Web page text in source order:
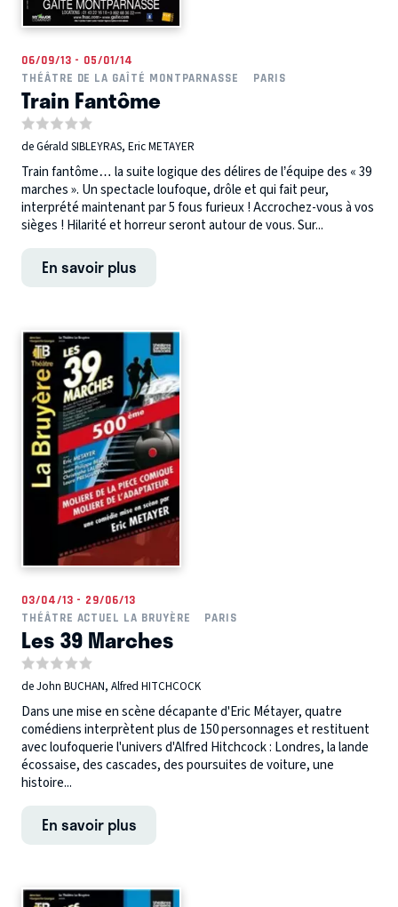
06/09/13 - 05/01/14
THÉÂTRE DE LA GAÎTÉ MONTPARNASSE
PARIS
Train Fantôme
de Gérald SIBLEYRAS, Eric METAYER
Train fantôme… la suite logique des délires de l’équipe des « 39
marches ». Un spectacle loufoque, drôle et qui fait peur,
interprété maintenant par 5 fous furieux ! Accrochez-vous à vos
sièges ! Hilarité et horreur seront autour de vous. Sur...
En savoir plus
03/04/13 - 29/06/13
THÉÂTRE ACTUEL LA BRUYÈRE
PARIS
Les 39 Marches
de John BUCHAN, Alfred HITCHCOCK
Dans une mise en scène décapante d'Eric Métayer, quatre
comédiens interprètent plus de 150 personnages et restituent
avec loufoquerie l'univers d'Alfred Hitchcock : Londres, la lande
écossaise, des cascades, des poursuites de voiture, une
histoire...
En savoir plus